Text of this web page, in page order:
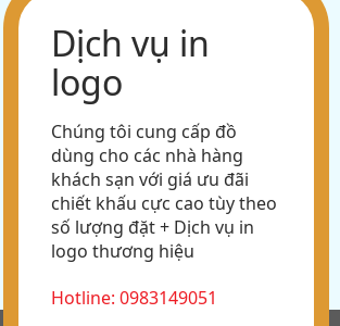
Chúng tôi cung cấp đồ
dùng cho các nhà hàng
khách sạn với giá ưu đãi
chiết khấu cực cao tùy theo
số lượng đặt + Dịch vụ in
logo thương hiệu
Hotline: 0983149051